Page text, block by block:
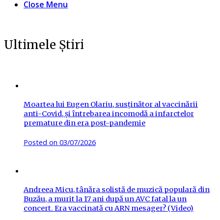
Close Menu
Ultimele Știri
Moartea lui Eugen Olariu, susținător al vaccinării
anti-Covid, și întrebarea incomodă a infarctelor
premature din era post-pandemie
Posted on 03/07/2026
Andreea Micu, tânăra solistă de muzică populară din
Buzău, a murit la 17 ani după un AVC fatal la un
concert. Era vaccinată cu ARN mesager? (Video)